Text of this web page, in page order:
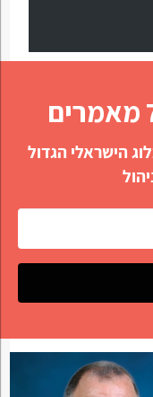
הישראלי הגדול